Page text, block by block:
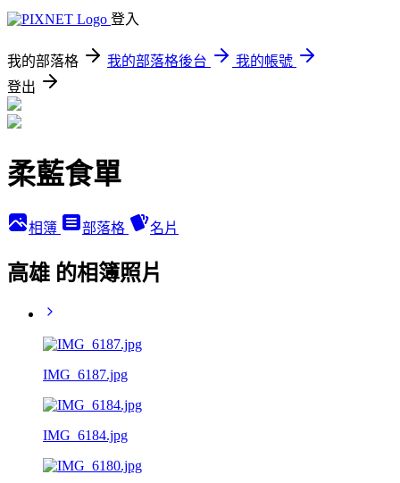
登入
我的部落格 我的部落格後台
我的帳號
登出
柔藍食單
相簿 部落格 名片
高雄 的相簿照片
IMG_6187.jpg
IMG_6184.jpg